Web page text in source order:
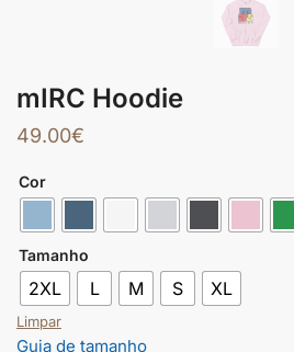
mIRC Hoodie
49.00€
Cor
Tamanho
2XL L M S XL
Limpar
Guia de tamanho